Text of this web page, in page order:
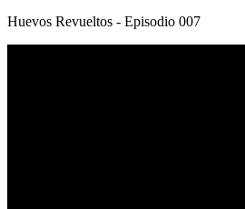
Huevos Revueltos - Episodio 007